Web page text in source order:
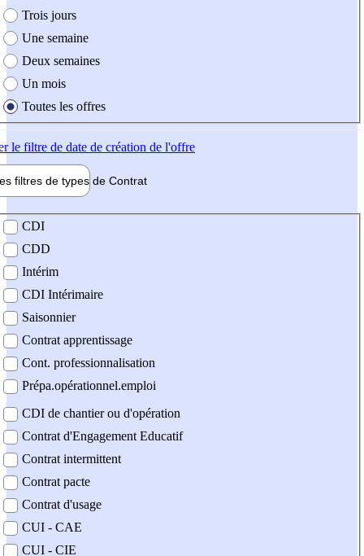
Trois jours
Une semaine
Deux semaines
Un mois
Toutes les offres
le filtre de date de création de l'offre
filtres de types de Contrat
contrat
CDI
CDD
Intérim
CDI Intérimaire
Saisonnier
Contrat apprentissage
Cont. professionnalisation
Prépa.opérationnel.emploi
CDI de chantier ou d'opération
Contrat d'Engagement Educatif
Contrat intermittent
Contrat pacte
Contrat d'usage
CUI - CAE
CUI - CIE